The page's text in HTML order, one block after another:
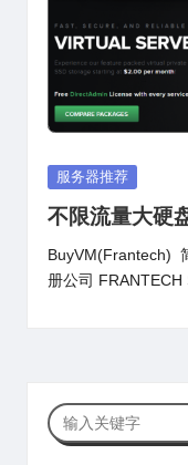
Posted
服务器推荐
不限流量大硬
BuyVM(Frantech)
册公司
搜
索